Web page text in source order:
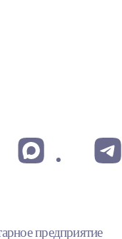
предприятие